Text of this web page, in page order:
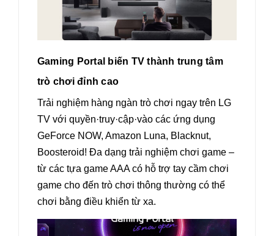
Gaming Portal biến TV thành trung tâm
trò chơi đỉnh cao
Trải nghiệm hàng ngàn trò chơi ngay trên LG
TV với quyền·truy·cập·vào các ứng dụng
GeForce NOW, Amazon Luna, Blacknut,
Boosteroid! Đa dạng trải nghiệm chơi game –
từ các tựa game AAA có hỗ trợ tay cầm chơi
game cho đến trò chơi thông thường có thể
chơi bằng điều khiển từ xa.